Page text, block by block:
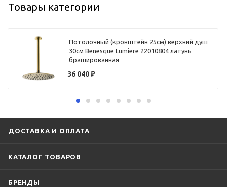
Товары категории
Потолочный (кронштейн 25см) верхний душ
30см Benesque Lumiere 22010804 латунь
брашированная
36 040₽
ДОСТАВКА И ОПЛАТА
КАТАЛОГ ТОВАРОВ
БРЕНДЫ